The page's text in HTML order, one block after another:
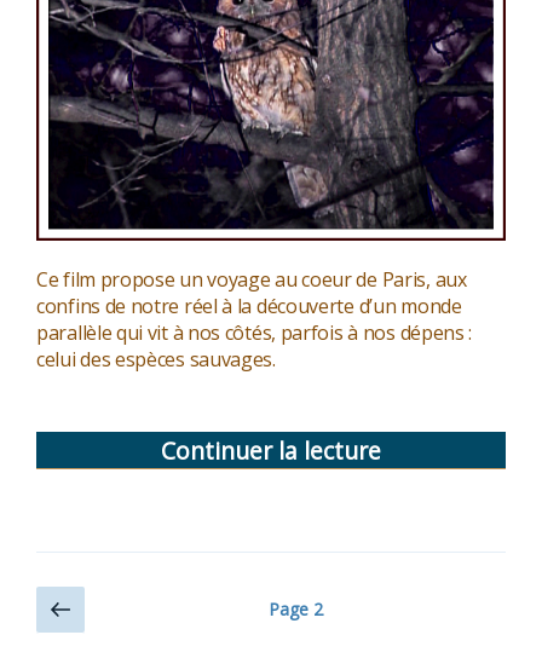
Ce film propose un voyage au coeur de Paris, aux
confins de notre réel à la découverte d’un monde
parallèle qui vit à nos côtés, parfois à nos dépens :
celui des espèces sauvages.
Continuer la lecture
de
Navigation
précédente
Page 2